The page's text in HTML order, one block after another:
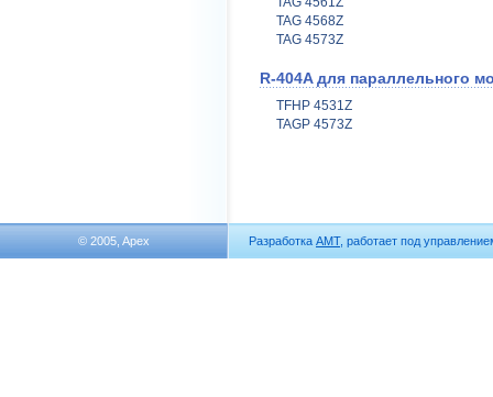
TAG 4568Z
TAG 4573Z
R-404A для параллельного
TFHP 4531Z
TAGP 4573Z
© 2005, Apex Разработка АМТ, работает под